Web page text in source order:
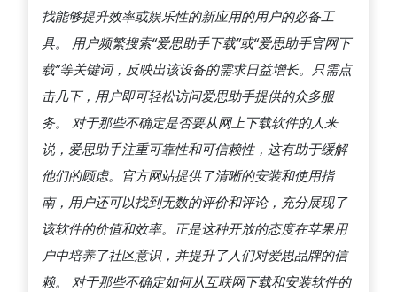
找能够提升效率或娱乐性的新应用的用户的必备工
具。 用户频繁搜索“爱思助手下载”或“爱思助手官网下
载”等关键词，反映出该设备的需求日益增长。只需点
击几下，用户即可轻松访问爱思助手提供的众多服
务。 对于那些不确定是否要从网上下载软件的人来
说，爱思助手注重可靠性和可信赖性，这有助于缓解
他们的顾虑。官方网站提供了清晰的安装和使用指
南，用户还可以找到无数的评价和评论，充分展现了
该软件的价值和效率。正是这种开放的态度在苹果用
户中培养了社区意识，并提升了人们对爱思品牌的信
赖。 对于那些不确定如何从互联网下载和安装软件的